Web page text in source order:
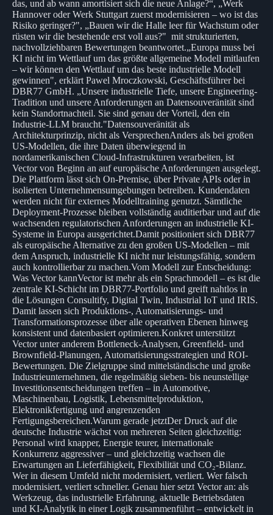
das, und ab wann amortisiert sich die neue Anlage?“, „Werk
Hannover oder Werk Stuttgart zuerst modernisieren – wo ist das
Risiko geringer?", „Bauen wir die Halle leer für Wachstum oder
rüsten wir die bestehende erst voll aus?" mit strukturierten,
nachvollziehbaren Bewertungen beantwortet.„Europa muss bei
KI nicht im Wettlauf um das größte allgemeine Modell mitlaufen
– wir können den Wettlauf um das beste industrielle Modell
gewinnen", erklärt Pawel Mroczkowski, Geschäftsführer bei
DBR77 GmbH. „Unsere industrielle Tiefe, unsere Engineering-
Tradition und unsere Anforderungen an Datensouveränität sind
kein Standortnachteil. Sie sind genau der Vorteil, den ein
Industrie-LLM braucht."Datensouveränität als
Architekturprinzip, nicht als VersprechenAnders als bei großen
US-Modellen, die ihre Daten überwiegend in
nordamerikanischen Cloud-Infrastrukturen verarbeiten, ist
Vector von Beginn an auf europäische Anforderungen ausgelegt.
Die Plattform lässt sich On-Premise, über Private APIs oder in
isolierten Unternehmensumgebungen betreiben. Kundendaten
werden nicht für externes Modelltraining genutzt. Sämtliche
Deployment-Prozesse bleiben vollständig auditierbar und auf die
wachsenden regulatorischen Anforderungen an industrielle KI-
Systeme in Europa ausgerichtet.Damit positioniert sich DBR77
als europäische Alternative zu den großen US-Modellen – mit
dem Anspruch, industrielle KI nicht nur leistungsfähig, sondern
auch kontrollierbar zu machen.Vom Modell zur Entscheidung:
Was Vector kannVector ist mehr als ein Sprachmodell – es ist die
zentrale KI-Schicht im DBR77-Portfolio und greift nahtlos in
die Lösungen Consultify, Digital Twin, Industrial IoT und IRIS.
Damit lassen sich Produktions-, Automatisierungs- und
Transformationsprozesse über alle operativen Ebenen hinweg
konsistent und datenbasiert optimieren.Konkret unterstützt
Vector unter anderem Bottleneck-Analysen, Greenfield- und
Brownfield-Planungen, Automatisierungsstrategien und ROI-
Bewertungen. Die Zielgruppe sind mittelständische und große
Industrieunternehmen, die regelmäßig sieben- bis neunstellige
Investitionsentscheidungen treffen – in Automotive,
Maschinenbau, Logistik, Lebensmittelproduktion,
Elektronikfertigung und angrenzenden
Fertigungsbereichen.Warum gerade jetztDer Druck auf die
deutsche Industrie wächst von mehreren Seiten gleichzeitig:
Personal wird knapper, Energie teurer, internationale
Konkurrenz aggressiver – und gleichzeitig wachsen die
Erwartungen an Lieferfähigkeit, Flexibilität und CO₂-Bilanz.
Wer in diesem Umfeld nicht modernisiert, verliert. Wer falsch
modernisiert, verliert schneller. Genau hier setzt Vector an: als
Werkzeug, das industrielle Erfahrung, aktuelle Betriebsdaten
und KI-Analytik in einer Logik zusammenführt – entwickelt in